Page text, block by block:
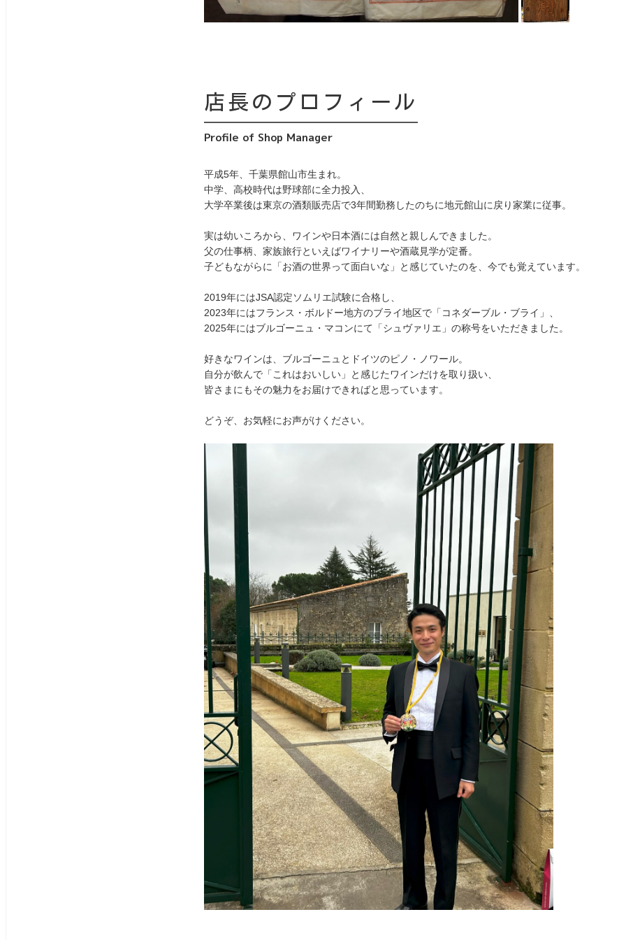
店長のプロフィール
Profile of Shop Manager
平成5年、千葉県館山市生まれ。
中学、高校時代は野球部に全力投入、
大学卒業後は東京の酒類販売店で3年間勤務したのちに地元館山に戻り家業に従事。
実は幼いころから、ワインや日本酒には自然と親しんできました。
父の仕事柄、家族旅行といえばワイナリーや酒蔵見学が定番。
子どもながらに「お酒の世界って面白いな」と感じていたのを、今でも覚えています。
2019年にはJSA認定ソムリエ試験に合格し、
2023年にはフランス・ボルドー地方のブライ地区で「コネダーブル・ブライ」、
2025年にはブルゴーニュ・マコンにて「シュヴァリエ」の称号をいただきました。
好きなワインは、ブルゴーニュとドイツのピノ・ノワール。
自分が飲んで「これはおいしい」と感じたワインだけを取り扱い、
皆さまにもその魅力をお届けできればと思っています。
どうぞ、お気軽にお声がけください。